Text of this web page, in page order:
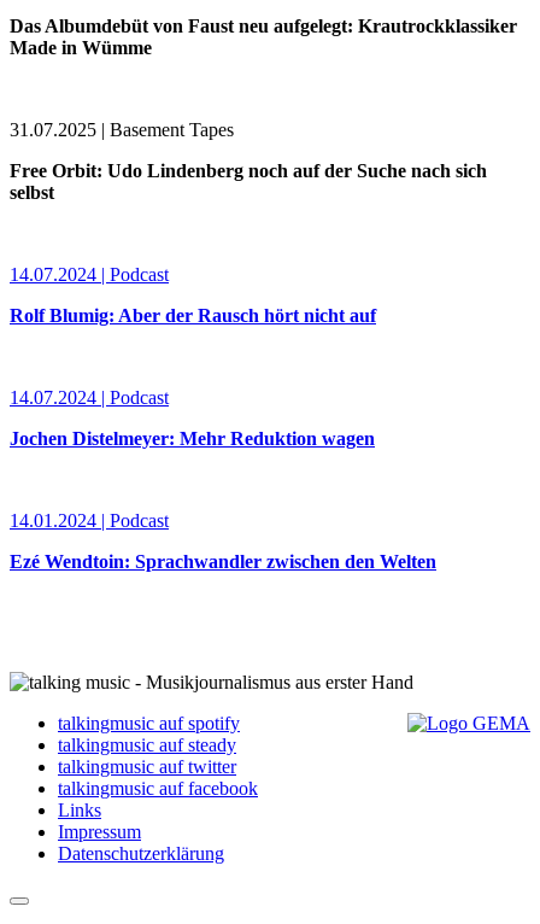
Das Albumdebüt von Faust neu aufgelegt: Krautrockklassiker
Made in Wümme
31.07.2025 | Basement Tapes
Free Orbit: Udo Lindenberg noch auf der Suche nach sich
selbst
14.07.2024 | Podcast
Rolf Blumig: Aber der Rausch hört nicht auf
14.07.2024 | Podcast
Jochen Distelmeyer: Mehr Reduktion wagen
14.01.2024 | Podcast
Ezé Wendtoin: Sprachwandler zwischen den Welten
talkingmusic auf spotify
talkingmusic auf steady
talkingmusic auf twitter
talkingmusic auf facebook
Links
Impressum
Datenschutzerklärung